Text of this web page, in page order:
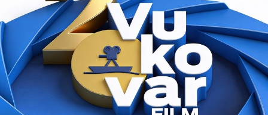
Prepišite kôd sa slike: